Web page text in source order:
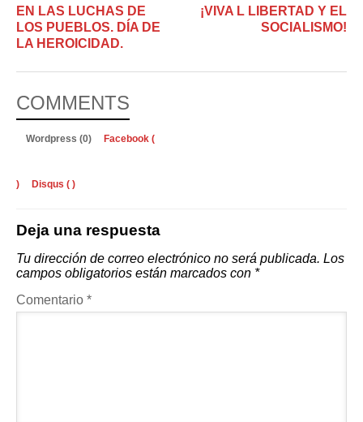
EN LAS LUCHAS DE
LOS PUEBLOS. DÍA DE
LA HEROICIDAD.
¡VIVA L LIBERTAD Y EL
SOCIALISMO!
COMMENTS
Wordpress (0) Facebook (
) Disqus ( )
Deja una respuesta
Tu dirección de correo electrónico no será publicada. Los
campos obligatorios están marcados con *
Comentario *